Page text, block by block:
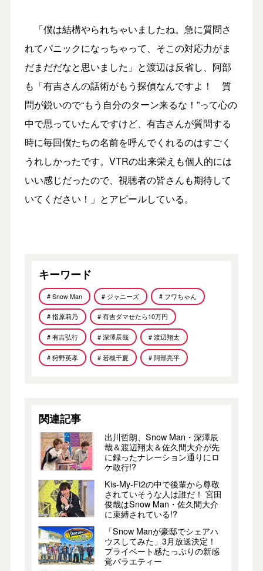
「僕は結構やられちゃいましたね。急に質問さ
れてパニックになっちゃって、そこの対応力がま
だまだだなと思いました」と渡辺は反省し、阿部
も「有吉さんの話術がもう探偵なんですよ！ 質
問が鋭いので“もう自分のターン来るな！”って心の
中で思っていたんですけど、有吉さんが質問する
時に毎回僕たちの名前を呼んでくれるのはすごく
うれしかったです。VTRの出来栄えも個人的には
いい感じだったので、視聴者の皆さんも期待して
いてください！」とアピールしている。
キーワード
# Snow Man # ジャニーズ # フワちゃん
# 指原莉乃 # 有吉ダマせたら10万円
# 有吉弘行 # 深澤辰哉 # 渡辺翔太
# 狩野英孝 # 若槻千夏 # 阿部亮平
関連記事
出川哲朗、Snow Man・深澤辰
哉＆渡辺翔太＆佐久間大介が先
に録ったナレーション通りにロ
ケ敢行!?
Kis-My-Ft2の中で後輩から尊敬
されていそうな人は誰だ！ 宮田
俊哉はSnow Man・佐久間大介
に束縛されている!?
「Snow Manが豪邸でシェアハ
ウスしてみた」3月放送決定！
プライベート感たっぷりの新感
覚バラエティー